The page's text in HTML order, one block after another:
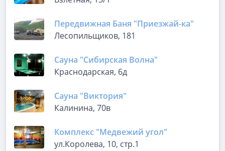
Передвижная Баня "Приезжай-ка"
Лесопильщиков, 181
Сауна "Сибирская Волна"
Краснодарская, 6д
Сауна "Виктория"
Калинина, 70в
Комплекс "Медвежий угол"
ул.Королева, 10, стр.1